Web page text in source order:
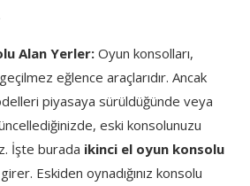
Alan Yerler: Oyun konsolları,
eğlence araçlarıdır. Ancak
piyasaya sürüldüğünde veya
eski konsolunuzu
İşte burada ikinci el oyun konsolu
Eskiden oynadığınız konsolu